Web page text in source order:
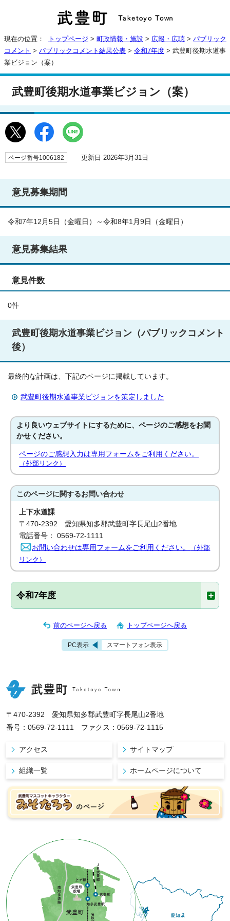
現在の位置： トップページ > 町政情報・施設 > 広報・広聴 > パブリック
コメント > パブリックコメント結果公表 > 令和7年度 > 武豊町後期水道事
業ビジョン（案）
武豊町後期水道事業ビジョン（案）
ページ番号1006182 更新日 2026年3月31日
意見募集期間
令和7年12月5日（金曜日）～令和8年1月9日（金曜日）
意見募集結果
意見件数
0件
武豊町後期水道事業ビジョン（パブリックコメント
後）
最終的な計画は、下記のページに掲載しています。
武豊町後期水道事業ビジョンを策定しました
より良いウェブサイトにするために、ページのご感想をお聞
かせください。
ページのご感想入力は専用フォームをご利用ください。
（外部リンク）
このページに関するお問い合わせ
上下水道課
〒470-2392 愛知県知多郡武豊町字長尾山2番地
電話番号： 0569-72-1111
お問い合わせは専用フォームをご利用ください。
（外部
リンク）
令和7年度
前のページへ戻る トップページへ戻る
PC表示 スマートフォン表示
〒470-2392 愛知県知多郡武豊町字長尾山2番地
番号：0569-72-1111 ファクス：0569-72-1115
アクセス サイトマップ
組織一覧 ホームページについて